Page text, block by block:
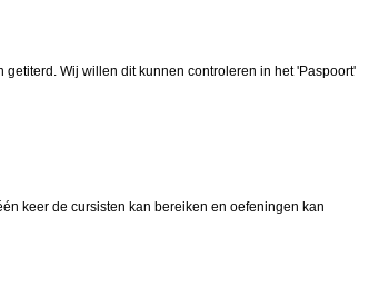
Wij willen dit kunnen controleren in het 'Paspoort'
keer de cursisten kan bereiken en oefeningen kan